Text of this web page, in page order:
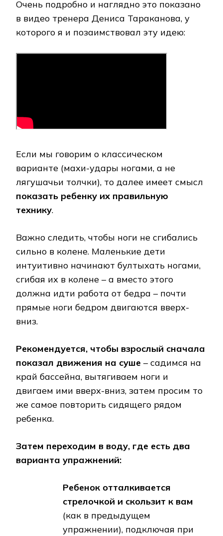
Очень подробно и наглядно это показано
в видео тренера Дениса Тараканова, у
которого я и позаимствовал эту идею:
Если мы говорим о классическом
варианте (махи-удары ногами, а не
лягушачьи толчки), то далее имеет смысл
показать ребенку их правильную
технику.
Важно следить, чтобы ноги не сгибались
сильно в колене. Маленькие дети
интуитивно начинают бултыхать ногами,
сгибая их в колене – а вместо этого
должна идти работа от бедра – почти
прямые ноги бедром двигаются вверх-
вниз.
Рекомендуется, чтобы взрослый сначала
показал движения на суше – садимся на
край бассейна, вытягиваем ноги и
двигаем ими вверх-вниз, затем просим то
же самое повторить сидящего рядом
ребенка.
Затем переходим в воду, где есть два
варианта упражнений:
Ребенок отталкивается
стрелочкой и скользит к вам
(как в предыдущем
упражнении), подключая при